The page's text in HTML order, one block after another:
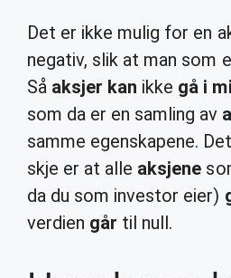
Det er ikke mulig for en
negativ, slik at man som
Så aksjer kan ikke gå i
som da er en samling av
samme egenskapene.
skje er at alle aksjene
da du som investor eier)
verdien går til null.